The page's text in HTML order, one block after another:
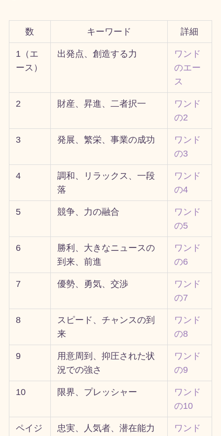
数 キーワード 詳細
1（エ
ース）
出発点、創造する力
ワンド
のエー
ス
2 財産、昇進、二者択一
ワンド
の2
3 発展、繁栄、事業の成功
ワンド
の3
4
調和、リラックス、一段
落
ワンド
の4
5 競争、力の融合
ワンド
の5
6
勝利、大きなニュースの
到来、前進
ワンド
の6
7 優勢、勇気、交渉
ワンド
の7
8
スピード、チャンスの到
来
ワンド
の8
9
用意周到、抑圧された状
況での強さ
ワンド
の9
10 限界、プレッシャー
ワンド
の10
ペイジ 忠実、人気者、潜在能力
ワンド